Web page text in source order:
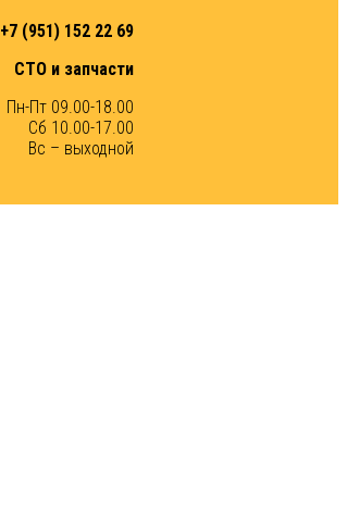
+7 (951) 152 22 69
СТО и запчасти
Пн-Пт 09.00-18.00
Сб 10.00-17.00
Вс – выходной